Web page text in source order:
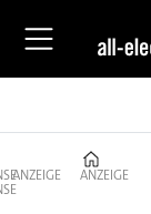
ANZEIGE ANZEIGE